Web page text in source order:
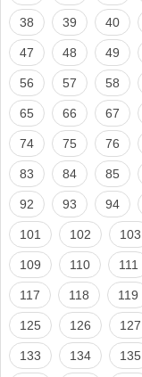
38 39 40
47 48 49
56 57 58
65 66 67
74 75 76
83 84 85
92 93 94
101 102 103
109 110 111
117 118 119
125 126 127
133 134 135